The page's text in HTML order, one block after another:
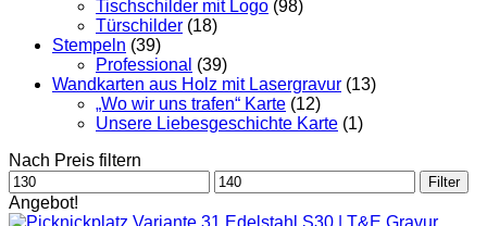
Tischschilder mit Logo (98)
Türschilder (18)
Stempeln (39)
Professional (39)
Wandkarten aus Holz mit Lasergravur (13)
„Wo wir uns trafen“ Karte (12)
Unsere Liebesgeschichte Karte (1)
Nach Preis filtern
Min.
Preis
Max.
Preis
Filter
Angebot!